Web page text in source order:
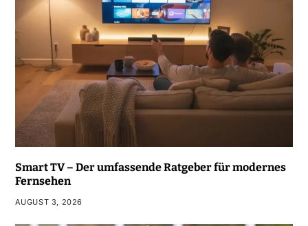
Smart TV – Der umfassende Ratgeber für modernes
Fernsehen
AUGUST 3, 2026